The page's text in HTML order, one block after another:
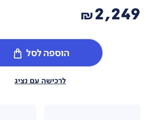
2,249
₪
הוספה לסל
לרכישה עם נציג